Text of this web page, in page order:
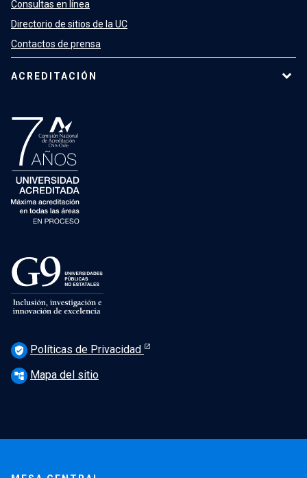
Consultas en línea
Directorio de sitios de la UC
Contactos de prensa
ACREDITACIÓN
verified_user Políticas de Privacidad
account_tree Mapa del sitio